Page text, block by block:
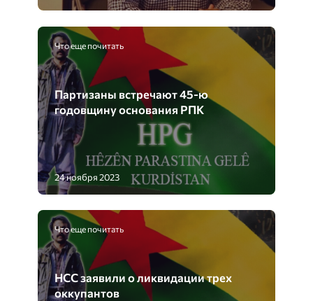
Что еще почитать
Партизаны встречают 45-ю
годовщину основания РПК
24 ноября 2023
Что еще почитать
НСС заявили о ликвидации трех
оккупантов